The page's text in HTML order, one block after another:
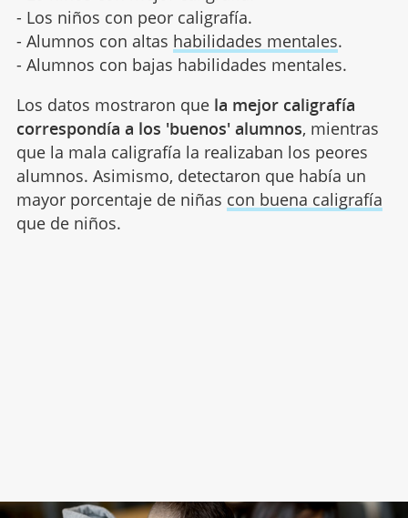
- Los niños con peor caligrafía.
- Alumnos con altas habilidades mentales.
- Alumnos con bajas habilidades mentales.
Los datos mostraron que la mejor caligrafía
correspondía a los 'buenos' alumnos, mientras
que la mala caligrafía la realizaban los peores
alumnos. Asimismo, detectaron que había un
mayor porcentaje de niñas con buena caligrafía
que de niños.